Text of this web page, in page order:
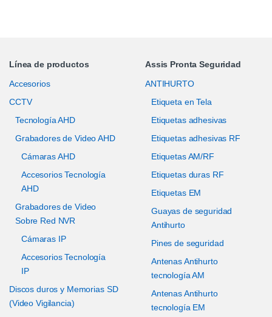
Línea de productos
Accesorios
CCTV
Tecnología AHD
Grabadores de Video AHD
Cámaras AHD
Accesorios Tecnología
AHD
Grabadores de Video
Sobre Red NVR
Cámaras IP
Accesorios Tecnología
IP
Discos duros y Memorias SD
(Video Vigilancia)
Assis Pronta Seguridad
ANTIHURTO
Etiqueta en Tela
Etiquetas adhesivas
Etiquetas adhesivas RF
Etiquetas AM/RF
Etiquetas duras RF
Etiquetas EM
Guayas de seguridad
Antihurto
Pines de seguridad
Antenas Antihurto
tecnología AM
Antenas Antihurto
tecnología EM